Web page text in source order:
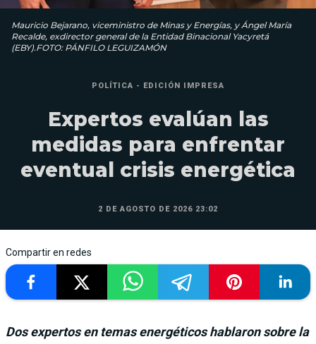
Mauricio Bejarano, viceministro de Minas y Energías, y Ángel María
Recalde, exdirector general de la Entidad Binacional Yacyretá
(EBY).FOTO: PÁNFILO LEGUIZAMÓN
POLÍTICA - EDICIÓN IMPRESA
Expertos evalúan las
medidas para enfrentar
eventual crisis energética
2 DE AGOSTO DE 2026 23:02
Compartir en redes
Dos expertos en temas energéticos hablaron sobre la